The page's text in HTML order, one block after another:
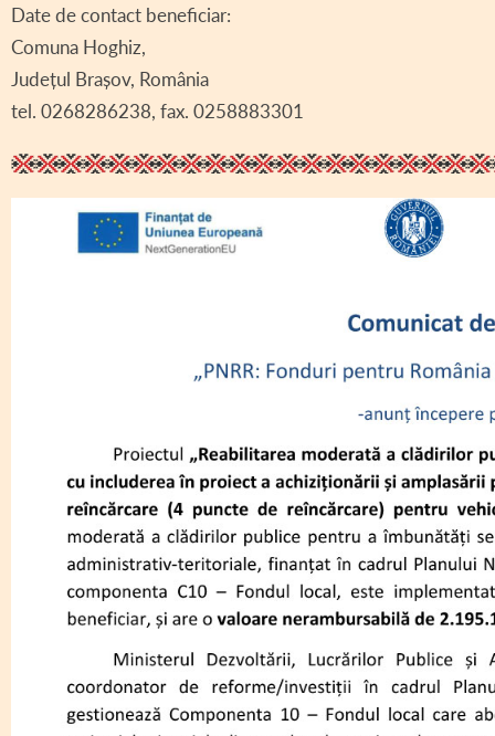
Date de contact beneficiar:
Comuna Hoghiz,
Județul Brașov, România
tel. 0268286238, fax. 0258883301